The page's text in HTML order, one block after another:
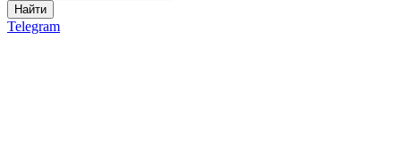
Найти
Telegram